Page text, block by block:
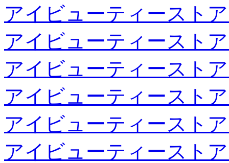
アイビューティースト
アイビューティースト
アイビューティースト
アイビューティースト
アイビューティースト
アイビューティースト